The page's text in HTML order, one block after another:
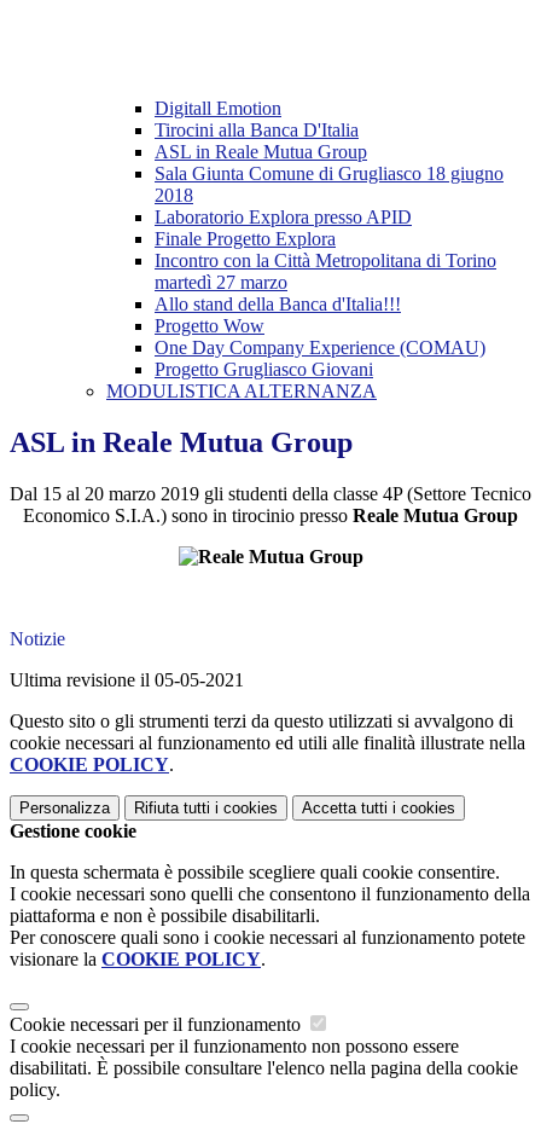
Digitall Emotion
Tirocini alla Banca D'Italia
ASL in Reale Mutua Group
Sala Giunta Comune di Grugliasco 18 giugno
2018
Laboratorio Explora presso APID
Finale Progetto Explora
Incontro con la Città Metropolitana di Torino
martedì 27 marzo
Allo stand della Banca d'Italia!!!
Progetto Wow
One Day Company Experience (COMAU)
Progetto Grugliasco Giovani
MODULISTICA ALTERNANZA
ASL in Reale Mutua Group
Dal 15 al 20 marzo 2019 gli studenti della classe 4P (Settore Tecnico
Economico S.I.A.) sono in tirocinio presso Reale Mutua Group
Notizie
Ultima revisione il 05-05-2021
Questo sito o gli strumenti terzi da questo utilizzati si avvalgono di
cookie necessari al funzionamento ed utili alle finalità illustrate nella
COOKIE POLICY.
Personalizza Rifiuta tutti i cookies Accetta tutti i cookies
Gestione cookie
In questa schermata è possibile scegliere quali cookie consentire.
I cookie necessari sono quelli che consentono il funzionamento della
piattaforma e non è possibile disabilitarli.
Per conoscere quali sono i cookie necessari al funzionamento potete
visionare la COOKIE POLICY.
Cookie necessari per il funzionamento
I cookie necessari per il funzionamento non possono essere
disabilitati. È possibile consultare l'elenco nella pagina della cookie
policy.